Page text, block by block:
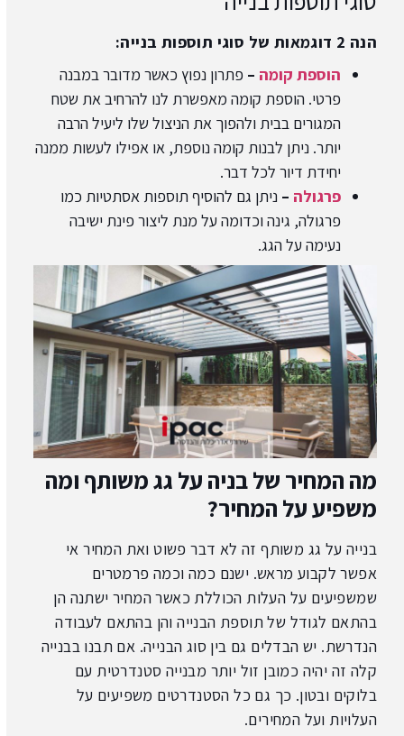
הנה 2 דוגמאות של סוגי תוספות בנייה:
הוספת קומה – פתרון נפוץ כאשר מדובר במבנה
פרטי. הוספת קומה מאפשרת לנו להרחיב את שטח
המגורים בבית ולהפוך את הניצול שלו ליעיל הרבה
יותר. ניתן לבנות קומה נוספת, או אפילו לעשות ממנה
יחידת דיור לכל דבר.
פרגולה – ניתן גם להוסיף תוספות אסתטיות כמו
פרגולה, גינה וכדומה על מנת ליצור פינת ישיבה
נעימה על הגג.
מה המחיר של בניה על גג משותף ומה
משפיע על המחיר?
בנייה על גג משותף זה לא דבר פשוט ואת המחיר אי
אפשר לקבוע מראש. ישנם כמה וכמה פרמטרים
שמשפיעים על העלות הכוללת כאשר המחיר ישתנה הן
בהתאם לגודל של תוספת הבנייה והן בהתאם לעבודה
הנדרשת. יש הבדלים גם בין סוג הבנייה. אם תבנו בבנייה
קלה זה יהיה כמובן זול יותר מבנייה סטנדרטית עם
בלוקים ובטון. כך גם כל הסטנדרטים משפיעים על
העלויות ועל המחירים.